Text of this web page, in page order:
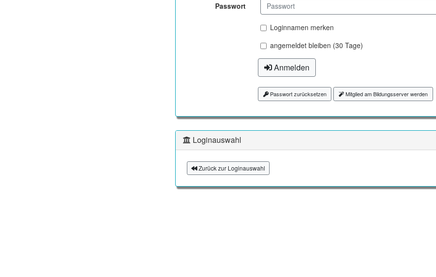
Passwort
Loginnamen merken
angemeldet bleiben (30 Tage)
Anmelden
Passwort zurücksetzen Mitglied am Bildungsserver werden
Loginauswahl
Zurück zur Loginauswahl